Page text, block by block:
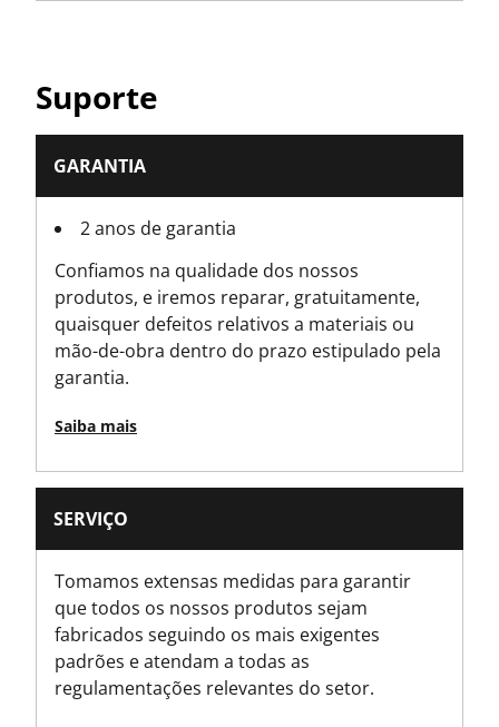
Suporte
GARANTIA
2 anos de garantia
Confiamos na qualidade dos nossos
produtos, e iremos reparar, gratuitamente,
quaisquer defeitos relativos a materiais ou
mão-de-obra dentro do prazo estipulado pela
garantia.
Saiba mais
SERVIÇO
Tomamos extensas medidas para garantir
que todos os nossos produtos sejam
fabricados seguindo os mais exigentes
padrões e atendam a todas as
regulamentações relevantes do setor.